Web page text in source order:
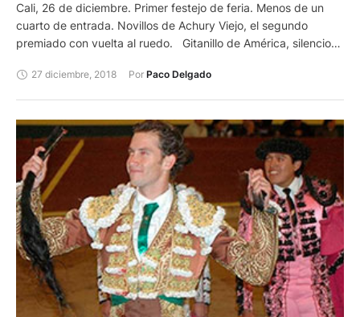
Cali, 26 de diciembre. Primer festejo de feria. Menos de un
cuarto de entrada. Novillos de Achury Viejo, el segundo
premiado con vuelta al ruedo. Gitanillo de América, silencio
Arturo Gilio, oreja y ovación
27 diciembre, 2018 Por Paco Delgado